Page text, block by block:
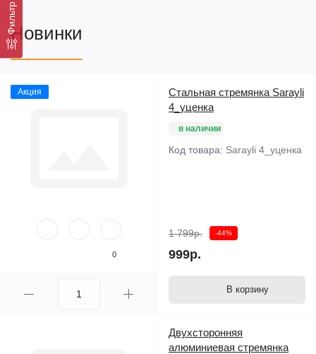
Новинки
Акция
0
Стальная стремянка Sarayli
4_уценка
в наличии
Код товара: Sarayli 4_уценка
1 799р. -44%
999р.
В корзину
Двухсторонняя
алюминиевая стремянка